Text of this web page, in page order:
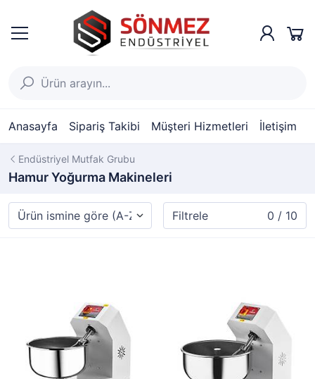
Anasayfa Sipariş Takibi Müşteri Hizmetleri İletişim
Endüstriyel Mutfak Grubu
Hamur Yoğurma Makineleri
Filtrele 0 / 10